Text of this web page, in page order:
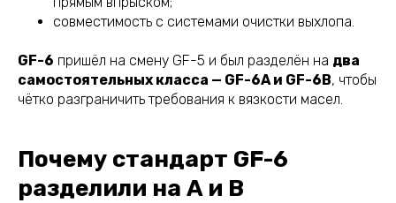
совместимость с системами очистки выхлопа.
GF-6 пришёл на смену GF-5 и был разделён на два
самостоятельных класса — GF-6A и GF-6B, чтобы
чётко разграничить требования к вязкости масел.
Почему стандарт GF-6
разделили на A и B